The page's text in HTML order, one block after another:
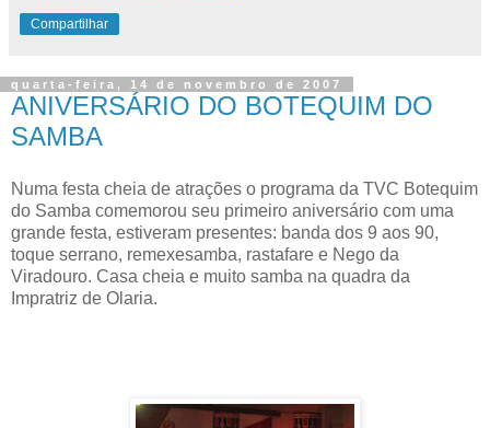
Compartilhar
quarta-feira, 14 de novembro de 2007
ANIVERSÁRIO DO BOTEQUIM DO
SAMBA
Numa festa cheia de atrações o programa da TVC Botequim
do Samba comemorou seu primeiro aniversário com uma
grande festa, estiveram presentes: banda dos 9 aos 90,
toque serrano, remexesamba, rastafare e Nego da
Viradouro. Casa cheia e muito samba na quadra da
Impratriz de Olaria.